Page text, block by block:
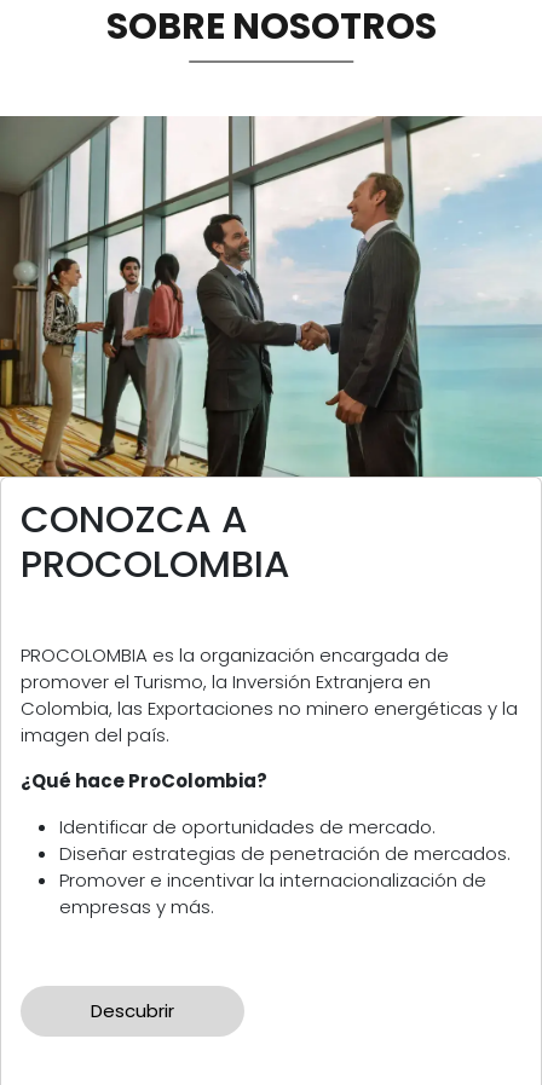
Sostenibilidad
MemoriasSOBRE NOSOTROS
CONOZCA A
PROCOLOMBIA
PROCOLOMBIA es la organización encargada de
promover el Turismo, la Inversión Extranjera en
Colombia, las Exportaciones no minero energéticas y la
imagen del país.
¿Qué hace ProColombia?
Identificar de oportunidades de mercado.
Diseñar estrategias de penetración de mercados.
Promover e incentivar la internacionalización de
empresas y más.
Descubrir